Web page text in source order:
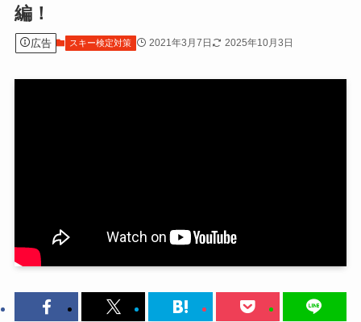
編！
広告 スキー検定対策 2021年3月7日 2025年10月3日